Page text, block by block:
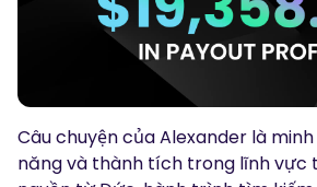
Giờ nghỉ lễ của thị trường
Câu chuyện của Alexander là
năng và thành tích trong lĩnh vực